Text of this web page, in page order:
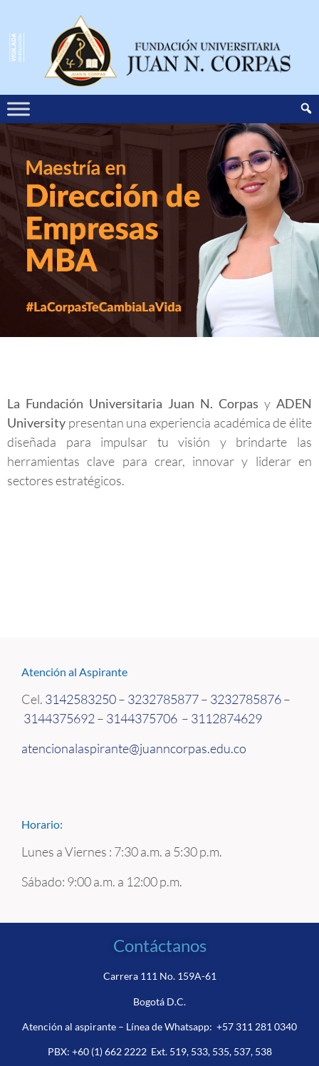
La Fundación Universitaria Juan N. Corpas y ADEN
University presentan una experiencia académica de élite
diseñada para impulsar tu visión y brindarte las
herramientas clave para crear, innovar y liderar en
sectores estratégicos.
Atención al Aspirante
Cel. 3142583250– 3232785877– 3232785876–
3144375692 – 3144375706 – 3112874629
atencionalaspirante@juanncorpas.edu.co
Horario:
Lunes a Viernes : 7:30 a.m. a 5:30 p.m.
Sábado: 9:00 a.m. a 12:00 p.m.
Contáctanos
Carrera 111 No. 159A-61
Bogotá D.C.
Atención al aspirante – Línea de Whatsapp: +57 311 281 0340
PBX: +60 (1) 662 2222Ext. 519, 533, 535, 537, 538